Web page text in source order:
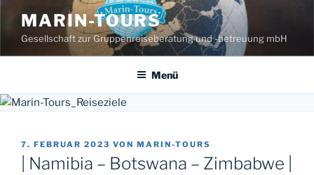
Zum
Inhalt
springen
MARIN-TOURS
Gesellschaft zur Gruppenreiseberatung und -betreuung mbH
Menü
VERÖFFENTLICHT
AM
7. FEBRUAR 2023 VON MARIN-TOURS
| Namibia – Botswana – Zimbabwe |